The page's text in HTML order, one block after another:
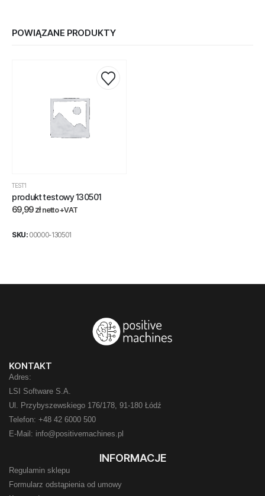
POWIĄZANE PRODUKTY
TEST1
produkt testowy 130501
69,99zł netto +VAT
SKU: 00000-130501
KONTAKT
Adres:
LSI Software S.A.
Ul. Przybyszewskiego 176/178, 91-180 Łódź
Telefon: +48 42 6000 500
E-Mail: info@positivemachines.pl
INFORMACJE
Regulamin sklepu
Formularz odstąpienia od umowy